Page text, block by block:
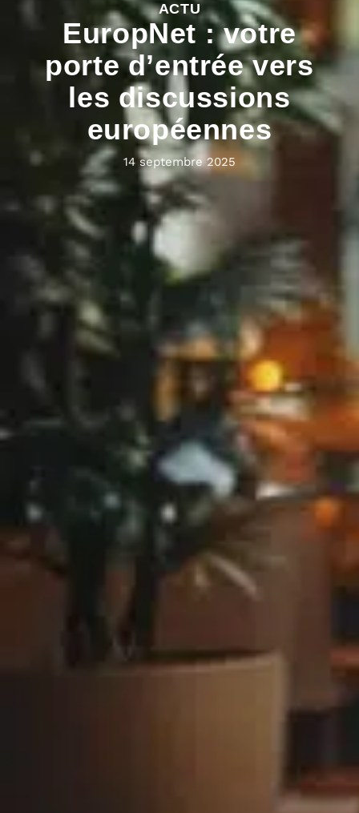
ACTU
EuropNet : votre
porte d’entrée vers
les discussions
européennes
14 septembre 2025